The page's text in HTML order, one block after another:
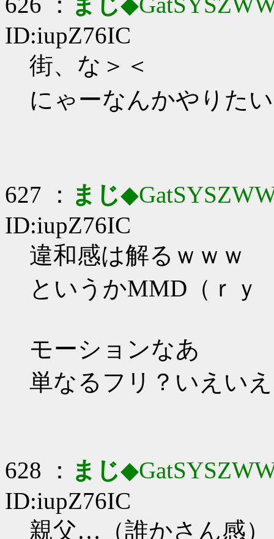
ID:iupZ76IC
街、な＞＜
にゃーなんかやりた
627 ： まじ
ID:iupZ76IC
違和感は解るｗｗｗ
というかMMD（ｒｙ
モーションなあ
単なるフリ？いえいえ
628 ： まじ
ID:iupZ76IC
親父…（誰かさん感）